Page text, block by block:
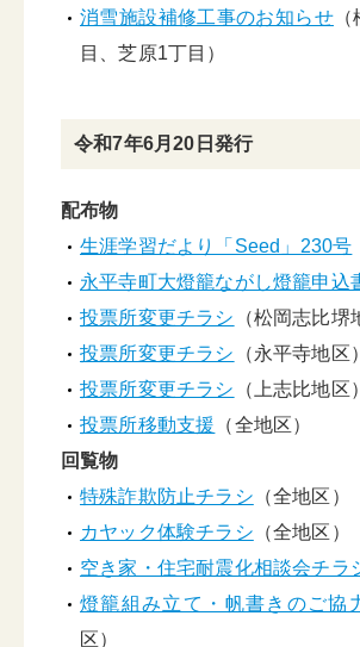
消雪施設補修工事のお知らせ（
目、芝原1丁目）
令和7年6月20日発行
配布物
生涯学習だより「Seed」230号
永平寺町大燈籠ながし燈籠申込
投票所変更チラシ （松岡志比堺
投票所変更チラシ （永平寺地区）
投票所変更チラシ （上志比地区）
投票所移動支援 （全地区）
回覧物
特殊詐欺防止チラシ （全地区）
カヤック体験チラシ （全地区）
空き家・住宅耐震化相談会チラ
燈籠組み立て・帆書きのご協
区）